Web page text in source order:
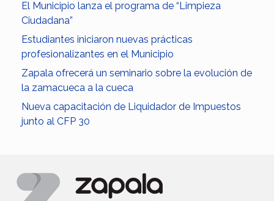
El Municipio lanza el programa de “Limpieza
Ciudadana”
Estudiantes iniciaron nuevas prácticas
profesionalizantes en el Municipio
Zapala ofrecerá un seminario sobre la evolución de
la zamacueca a la cueca
Nueva capacitación de Liquidador de Impuestos
junto al CFP 30